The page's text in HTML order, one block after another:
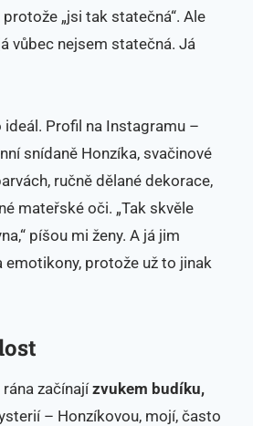
„jsi tak statečná“. Ale
vůbec nejsem statečná. Já
Profil na Instagramu –
snídaně Honzíka, svačinové
ručně dělané dekorace,
mateřské oči. „Tak skvěle
píšou mi ženy. A já jim
protože už to jinak
začínajízvukem budíku,
– Honzíkovou, mojí, často